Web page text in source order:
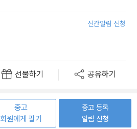
신간알림 신청
선물하기 공유하기
중고
회원에게 팔기
중고 등록
알림 신청